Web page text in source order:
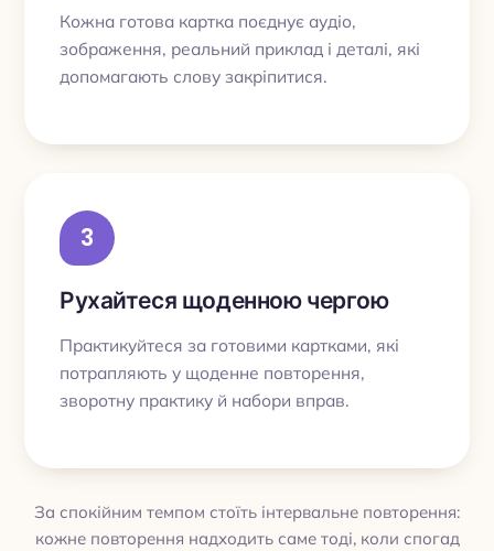
Кожна готова картка поєднує аудіо,
зображення, реальний приклад і деталі, які
допомагають слову закріпитися.
3
Рухайтеся щоденною чергою
Практикуйтеся за готовими картками, які
потрапляють у щоденне повторення,
зворотну практику й набори вправ.
За спокійним темпом стоїть інтервальне повторення:
кожне повторення надходить саме тоді, коли спогад